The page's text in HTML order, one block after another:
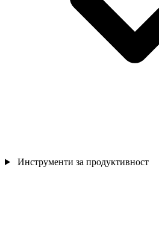
Инструменти за продуктивност